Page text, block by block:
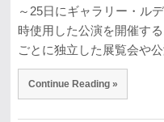
～25日にギャラリー・ル
時使用した公演を開催す
ごとに独立した展覧会や
Continue Reading »